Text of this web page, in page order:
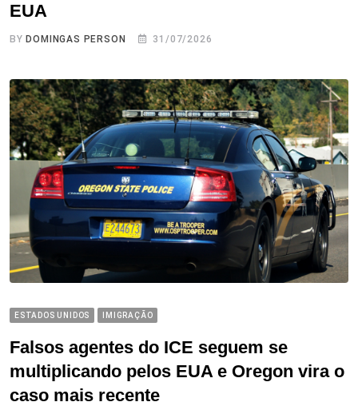
EUA
BY DOMINGAS PERSON 31/07/2026
ESTADOS UNIDOS IMIGRAÇÃO
Falsos agentes do ICE seguem se
multiplicando pelos EUA e Oregon vira o
caso mais recente